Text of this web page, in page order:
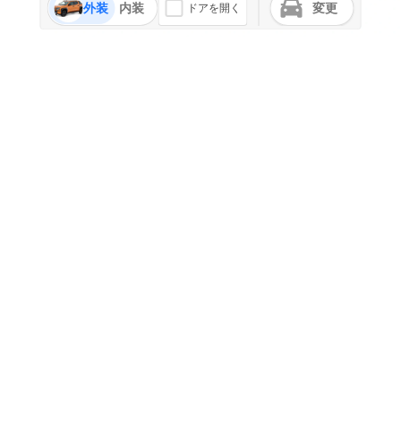
外装 内装 ドアを開く 変更